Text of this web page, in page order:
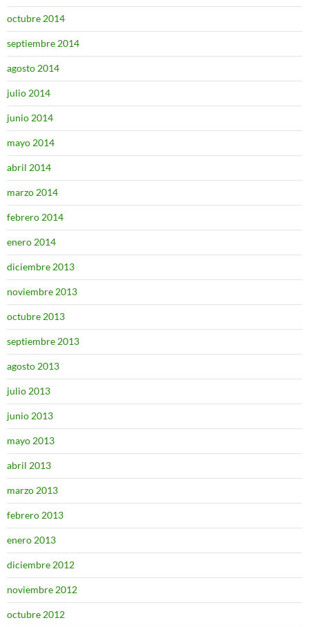
octubre 2014
septiembre 2014
agosto 2014
julio 2014
junio 2014
mayo 2014
abril 2014
marzo 2014
febrero 2014
enero 2014
diciembre 2013
noviembre 2013
octubre 2013
septiembre 2013
agosto 2013
julio 2013
junio 2013
mayo 2013
abril 2013
marzo 2013
febrero 2013
enero 2013
diciembre 2012
noviembre 2012
octubre 2012